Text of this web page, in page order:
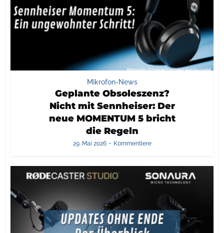
Mikrofon-News
Geplante Obsoleszenz?
Nicht mit Sennheiser: Der
neue MOMENTUM 5 bricht
die Regeln
29. Mai 2026 Kommentiere